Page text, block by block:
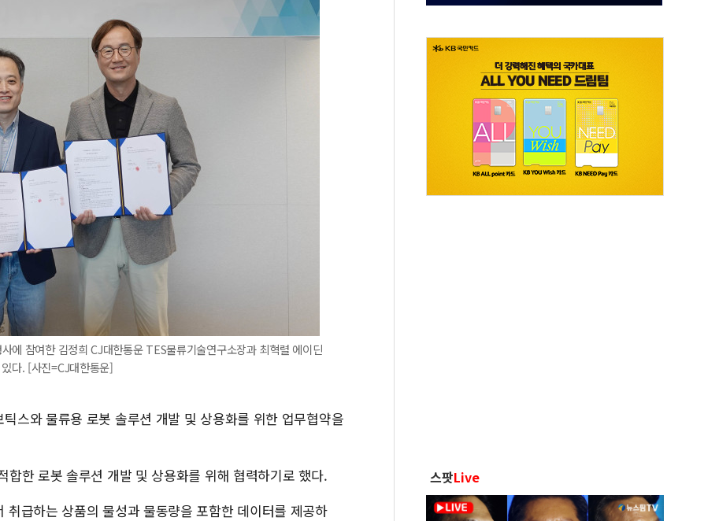
에 참여한 김정희 CJ대한통운 TES물류기술연구소장과 최혁렬 에이딘
다. [사진=CJ대한통운]
스와 물류용 로봇 솔루션 개발 및 상용화를 위한 업무협약을
합한 로봇 솔루션 개발 및 상용화를 위해 협력하기로 했다.
급하는 상품의 물성과 물동량을 포함한 데이터를 제공하
스팟Live